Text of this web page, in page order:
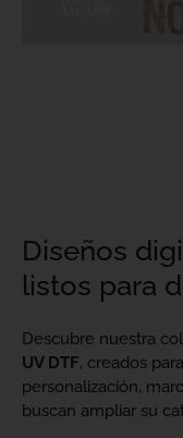
Diseños
listos para
Descubre nuestra
UV DTF, creados
personalización,
buscan ampliar su